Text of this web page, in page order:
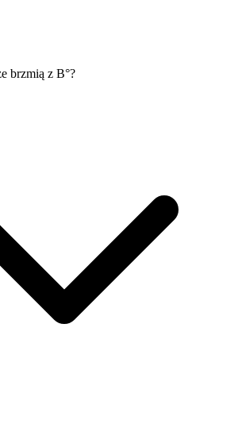
brzmią z B°?